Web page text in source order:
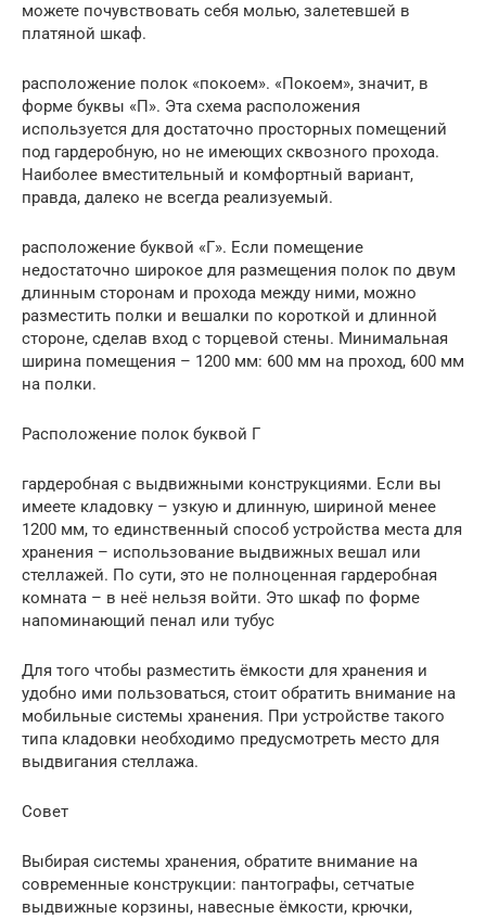
можете почувствовать себя молью, залетевшей в
платяной шкаф.
расположение полок «покоем». «Покоем», значит, в
форме буквы «П». Эта схема расположения
используется для достаточно просторных помещений
под гардеробную, но не имеющих сквозного прохода.
Наиболее вместительный и комфортный вариант,
правда, далеко не всегда реализуемый.
расположение буквой «Г». Если помещение
недостаточно широкое для размещения полок по двум
длинным сторонам и прохода между ними, можно
разместить полки и вешалки по короткой и длинной
стороне, сделав вход с торцевой стены. Минимальная
ширина помещения – 1200 мм: 600 мм на проход, 600 мм
на полки.
Расположение полок буквой Г
гардеробная с выдвижными конструкциями. Если вы
имеете кладовку – узкую и длинную, шириной менее
1200 мм, то единственный способ устройства места для
хранения – использование выдвижных вешал или
стеллажей. По сути, это не полноценная гардеробная
комната – в неё нельзя войти. Это шкаф по форме
напоминающий пенал или тубус
Для того чтобы разместить ёмкости для хранения и
удобно ими пользоваться, стоит обратить внимание на
мобильные системы хранения. При устройстве такого
типа кладовки необходимо предусмотреть место для
выдвигания стеллажа.
Совет
Выбирая системы хранения, обратите внимание на
современные конструкции: пантографы, сетчатые
выдвижные корзины, навесные ёмкости, крючки,